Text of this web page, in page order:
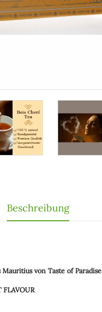
Beschreibung
von Taste of Paradise